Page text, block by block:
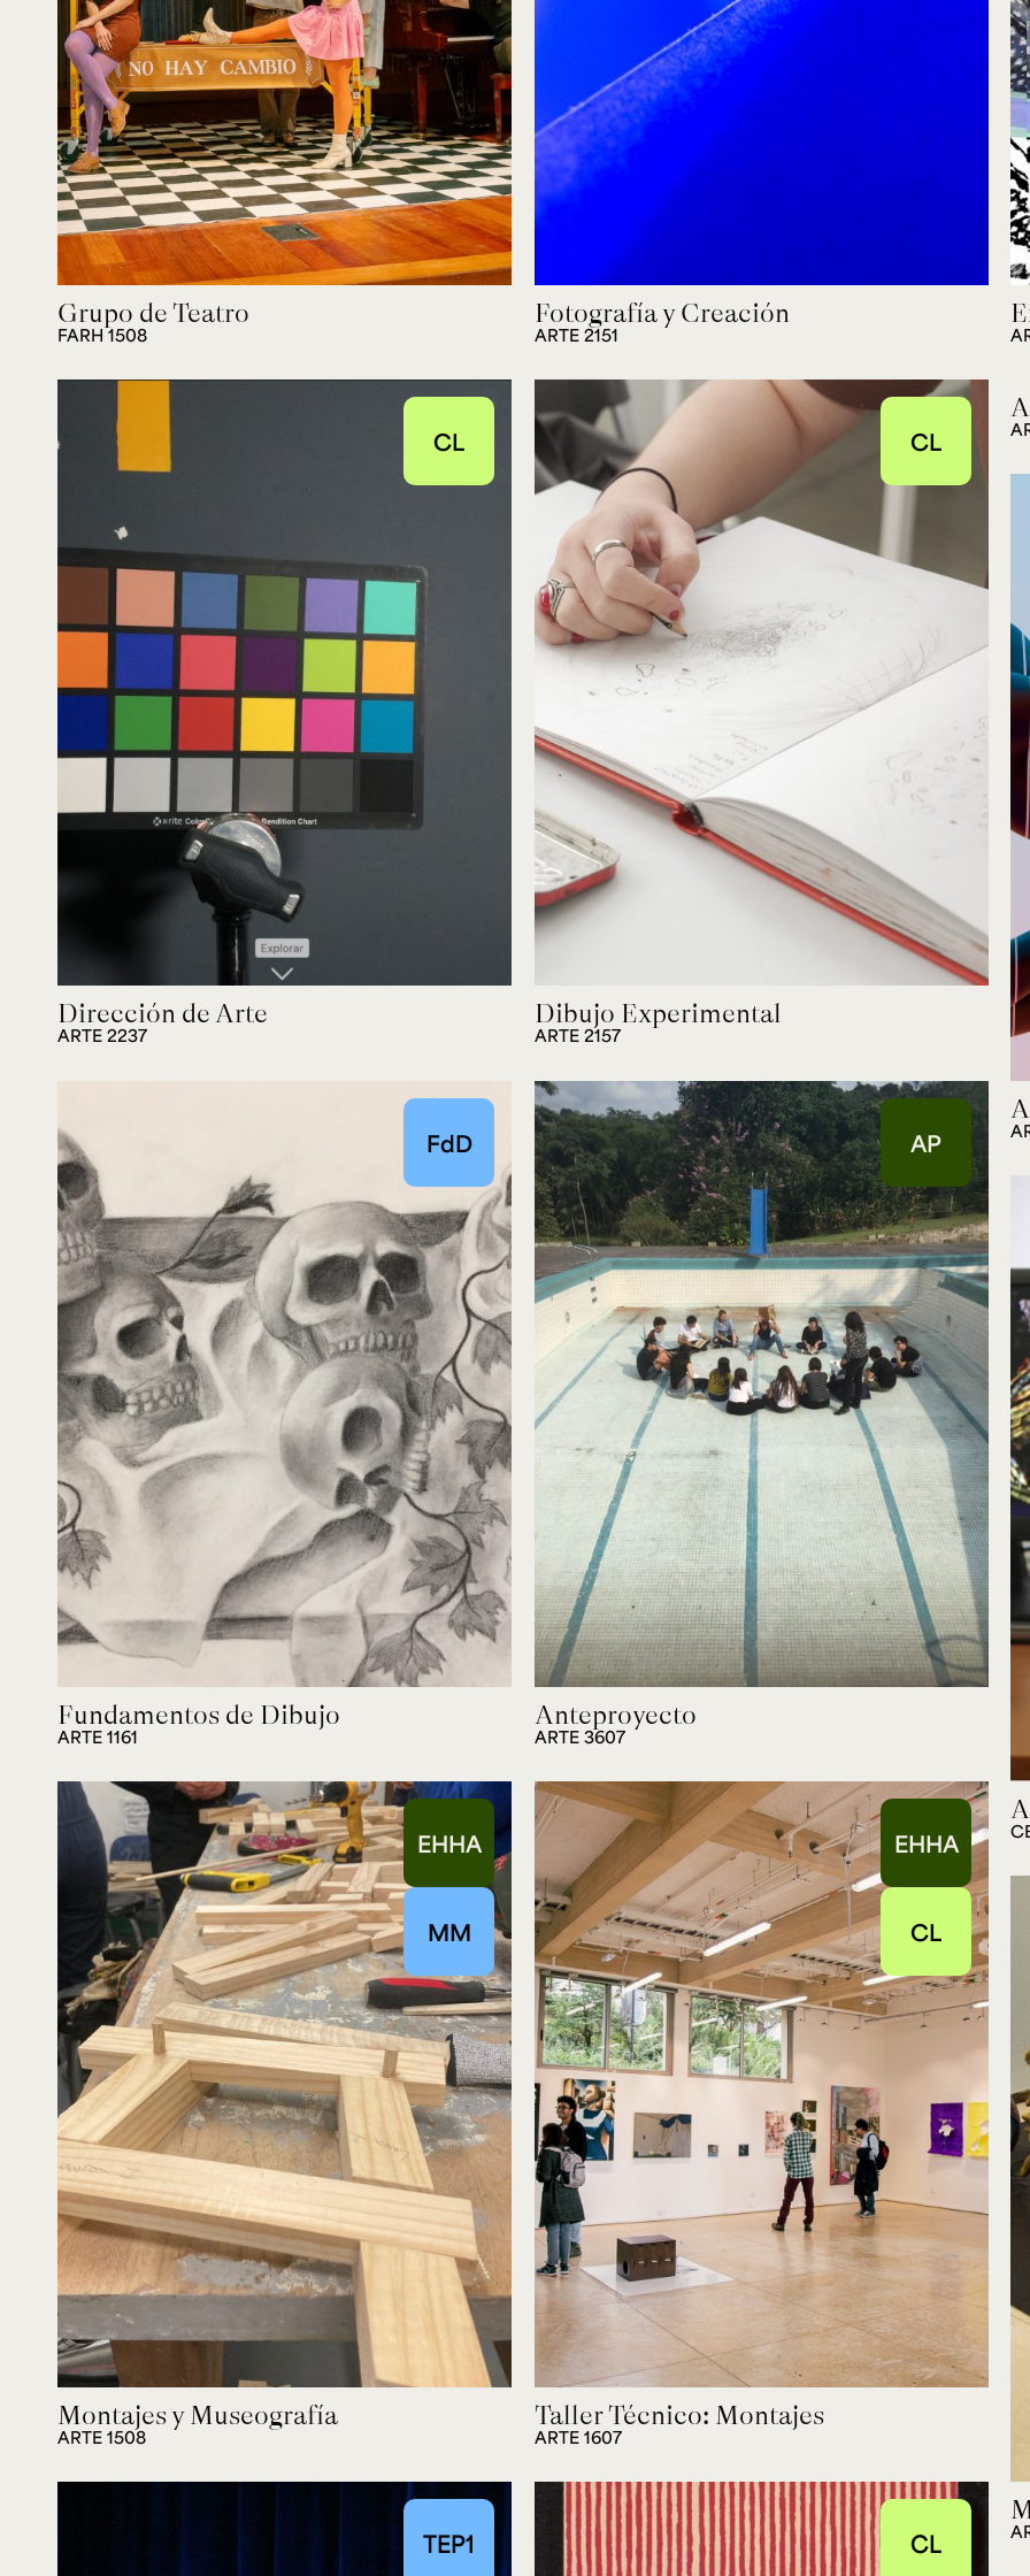
Grupo de Teatro
FARH 1508
Fotografía y Creación
ARTE 2151
CL
Dirección de Arte
ARTE 2237
CL
Dibujo Experimental
ARTE 2157
FdD
Fundamentos de Dibujo
ARTE 1161
AP
Anteproyecto
ARTE 3607
EHHA
MM
Montajes y Museografía
ARTE 1508
EHHA
CL
Taller Técnico: Montajes
ARTE 1607
TEP1 CL